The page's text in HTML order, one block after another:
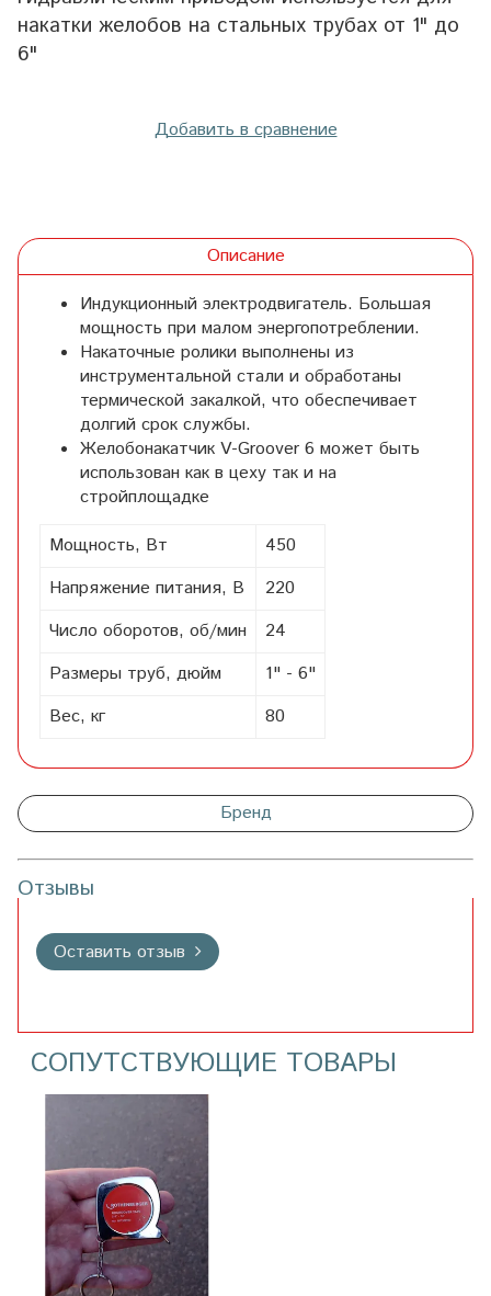
накатки желобов на стальных трубах от 1" до
6"
Добавить в сравнение
Описание
Индукционный электродвигатель. Большая
мощность при малом энергопотреблении.
Накаточные ролики выполнены из
инструментальной стали и обработаны
термической закалкой, что обеспечивает
долгий срок службы.
Желобонакатчик V-Groover 6 может быть
использован как в цеху так и на
стройплощадке
Мощность, Вт
450
Напряжение питания, В
220
Число оборотов, об/мин
24
Размеры труб, дюйм
1" - 6"
Вес, кг
80
Бренд
Отзывы
Оставить отзыв
СОПУТСТВУЮЩИЕ ТОВАРЫ